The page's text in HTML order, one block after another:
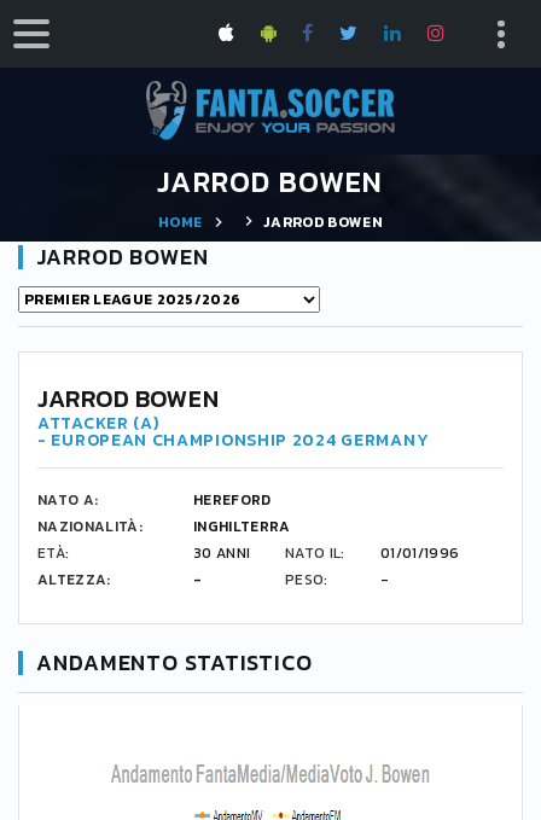
JARROD BOWEN
HOME JARROD BOWEN
JARROD BOWEN
20
JARROD BOWEN
ATTACKER (A)
- EUROPEAN CHAMPIONSHIP 2024 GERMANY
NATO A:
HEREFORD
NAZIONALITÀ:
INGHILTERRA
ETÀ:
30 ANNI NATO IL:
01/01/1996
ALTEZZA:
- PESO: -
ANDAMENTO STATISTICO